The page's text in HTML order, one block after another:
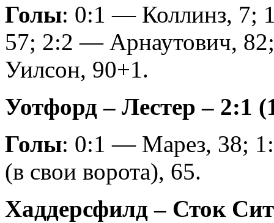
Голы: 0:1 — Коллинз, 7;
57; 2:2 — Арнаутович,
Уилсон, 90+1.
Уотфорд – Лестер – 2:1
Голы: 0:1 — Марез, 38;
(в свои ворота), 65.
Хаддерсфилд – Сток